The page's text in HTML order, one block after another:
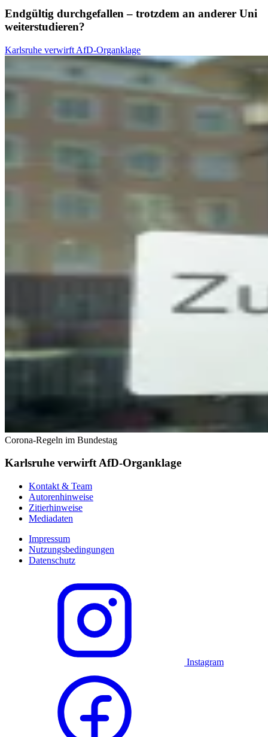
Endgültig durchgefallen – trotzdem an anderer Uni
weiterstudieren?
Karlsruhe verwirft AfD-Organklage
Corona-Regeln im Bundestag
Karlsruhe verwirft AfD-Organklage
Kontakt & Team
Autorenhinweise
Zitierhinweise
Mediadaten
Impressum
Nutzungsbedingungen
Datenschutz
Instagram